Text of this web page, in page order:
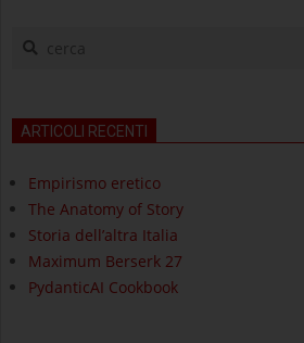
cerca
ARTICOLI RECENTI
Empirismo eretico
The Anatomy of Story
Storia dell’altra Italia
Maximum Berserk 27
PydanticAI Cookbook